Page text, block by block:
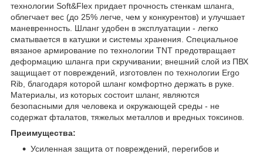
технологии Soft&Flex придает прочность стенкам шланга,
облегчает вес (до 25% легче, чем у конкурентов) и улучшает
маневренность. Шланг удобен в эксплуатации - легко
сматывается в катушки и системы хранения. Специальное
вязаное армирование по технологии TNT предотвращает
деформацию шланга при скручивании; внешний слой из ПВХ
защищает от повреждений, изготовлен по технологии Ergo
Rib, благодаря которой шланг комфортно держать в руке.
Материалы, из которых состоит шланг, являются
безопасными для человека и окружающей среды - не
содержат фталатов, тяжелых металлов и вредных токсинов.
Преимущества:
Усиленная защита от повреждений, перегибов и